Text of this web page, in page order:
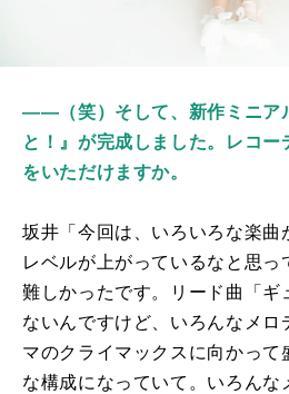
――（笑）そして、新作ミニア
と！』が完成しました。レコー
をいただけますか。
坂井「今回は、いろいろな楽曲
レベルが上がっているなと思っ
難しかったです。リード曲「ギ
ないんですけど、いろんなメロ
マのクライマックスに向かって
な構成になっていて。いろんな